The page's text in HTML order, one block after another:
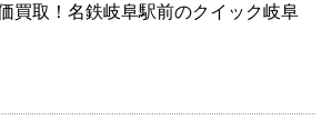
買取！名鉄岐阜駅前のクイック岐阜